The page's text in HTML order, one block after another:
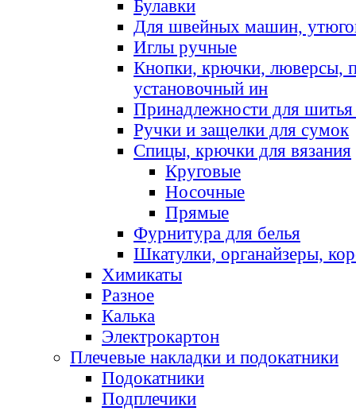
Булавки
Для швейных машин,
Иглы ручные
Кнопки, крючки, люверсы,
установочный ин
Принадлежности для шитья
Ручки и защелки для сумок
Спицы, крючки для вязания
Круговые
Носочные
Прямые
Фурнитура для белья
Шкатулки, органайзеры,
Химикаты
Разное
Калька
Электрокартон
Плечевые накладки и подокатники
Подокатники
Подплечики